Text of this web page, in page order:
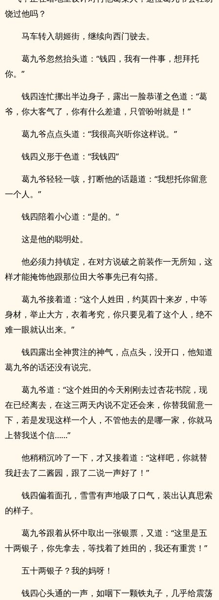
饶过他吗？
马车转入胡姬街，继续向西门驶去。
葛九爷忽然抬头道：“钱四，我有一件事，想拜托
你。”
钱四连忙挪出半边身子，露出一脸恭谨之色道：“葛
爷，你大客气了，你有什么差遣，只管吩咐就是！”
葛九爷点点头道：“我很高兴听你这样说。”
钱四义形于色道：“我钱四”
葛九爷轻轻一咳，打断他的话题道：“我想托你留意
一个人。”
钱四陪着小心道：“是的。”
这是他的聪明处。
他必须力持镇定，在对方说破之前装作一无所知，这
样才能掩饰他跟那位田大爷事先已有勾搭。
葛九爷接着道：“这个人姓田，约莫四十来岁，中等
身材，举止大方，衣着考究，你只要见着了这个人，绝不
难一眼就认出来。”
钱四露出全神贯注的神气，点点头，没开口，他知道
葛九爷的话还没有说完。
葛九爷道：“这个姓田的今天刚刚去过杏花书院，现
在已经离去，在这三两天内说不定还会来，你替我留意一
下，若是发现这样一个人，不管他去的是哪一家，你就马
上替我送个信……”
他稍稍沉吟了一下，才又接着道：“这样吧，你就替
我赶去了二酱园，跟了二说一声好了！”
钱四偏着面孔，雪雪有声地吸了口气，装出认真思索
的样子。
葛九爷跟着从怀中取出一张银票，又道：“这里是五
十两银子，你先拿去，等找着了姓田的，我还有重赏！”
五十两银子？我的妈呀！
钱四心头通的一声，如咽下一颗铁丸子，几乎给震荡